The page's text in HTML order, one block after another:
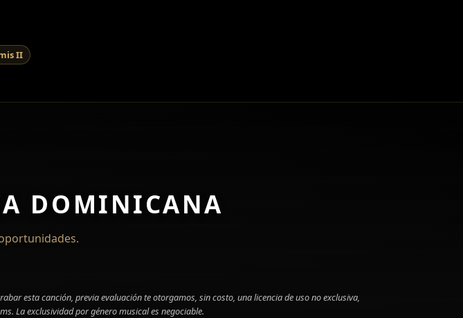
II
DOMINICANA
esta canción, previa evaluación te otorgamos, sin costo, una licencia de uso no exclusiva,
La exclusividad por género musical es negociable.